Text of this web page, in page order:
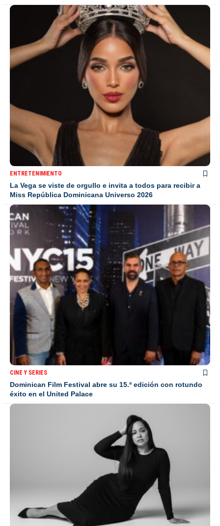
ENTRETENIMIENTO
La Vega se viste de orgullo e invita a todos para recibir a
Miss República Dominicana Universo 2026
CINE Y SERIES
Dominican Film Festival abre su 15.ª edición con rotundo
éxito en el United Palace